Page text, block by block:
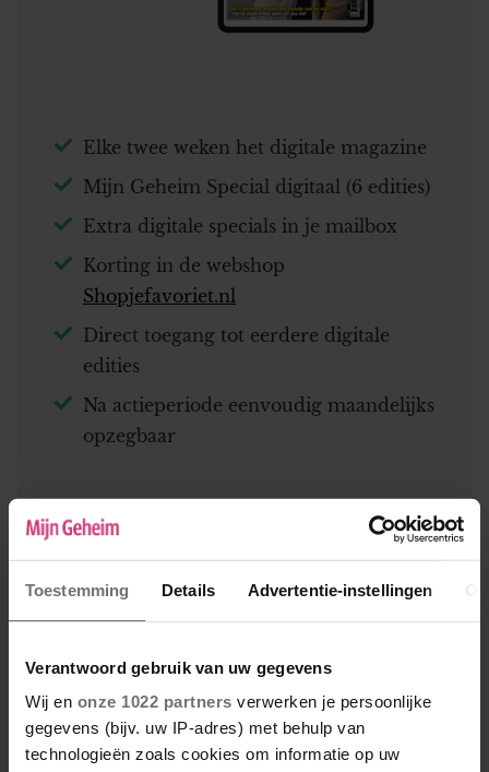
Toestemming Details Advertentie-instellingen
Verantwoord gebruik van uw gegevens
Wij en onze 1022 partners verwerken je persoonlijke
gegevens (bijv. uw IP-adres) met behulp van
technologieën zoals cookies om informatie op uw
Elke twee weken het digitale magazine
Mijn Geheim Special digitaal (6 edities)
Extra digitale specials in je mailbox
Korting in de webshop
Shopjefavoriet.nl
Direct toegang tot eerdere digitale
edities
Na actieperiode eenvoudig maandelijks
opzegbaar
Van € 28,22 per kwartaal